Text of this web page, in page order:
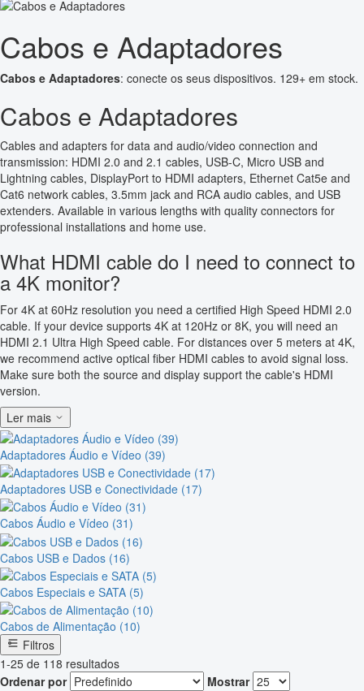
Cabos e Adaptadores
Cabos e Adaptadores: conecte os seus dispositivos. 129+ em stock.
Cabos e Adaptadores
Cables and adapters for data and audio/video connection and
transmission: HDMI 2.0 and 2.1 cables, USB-C, Micro USB and
Lightning cables, DisplayPort to HDMI adapters, Ethernet Cat5e and
Cat6 network cables, 3.5mm jack and RCA audio cables, and USB
extenders. Available in various lengths with quality connectors for
professional installations and home use.
What HDMI cable do I need to connect to
a 4K monitor?
For 4K at 60Hz resolution you need a certified High Speed HDMI 2.0
cable. If your device supports 4K at 120Hz or 8K, you will need an
HDMI 2.1 Ultra High Speed cable. For distances over 5 meters at 4K,
we recommend active optical fiber HDMI cables to avoid signal loss.
Make sure both the source and display support the cable's HDMI
version.
Ler mais
Adaptadores Áudio e Vídeo (39)
Adaptadores USB e Conectividade (17)
Cabos Áudio e Vídeo (31)
Cabos USB e Dados (16)
Cabos Especiais e SATA (5)
Cabos de Alimentação (10)
Filtros
1-25 de 118 resultados
Ordenar por
Mostrar